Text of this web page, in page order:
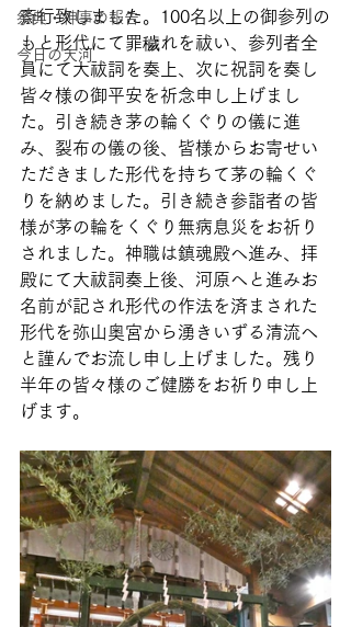
祭典・神事の報告
今日の天河
斎行致しました。100名以上の御参列の
もと形代にて罪穢れを祓い、参列者全
員にて大祓詞を奏上、次に祝詞を奏し
皆々様の御平安を祈念申し上げまし
た。引き続き茅の輪くぐりの儀に進
み、裂布の儀の後、皆様からお寄せい
ただきました形代を持ちて茅の輪くぐ
りを納めました。引き続き参詣者の皆
様が茅の輪をくぐり無病息災をお祈り
されました。神職は鎮魂殿へ進み、拝
殿にて大祓詞奏上後、河原へと進みお
名前が記され形代の作法を済まされた
形代を弥山奥宮から湧きいずる清流へ
と謹んでお流し申し上げました。残り
半年の皆々様のご健勝をお祈り申し上
げます。